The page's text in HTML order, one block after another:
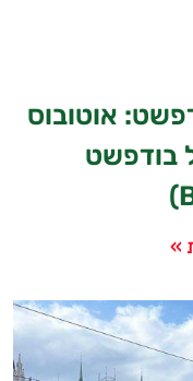
אוטובוס
בודפשט
»